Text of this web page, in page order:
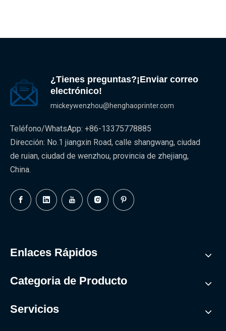
¿Tienes preguntas?¡Enviar correo
electrónico!
mickeywenzhou@henghaoprinter.com
Teléfono/WhatsApp: +86-13375778885
Dirección: No.1 jiangxin Road, calle shangwang, ciudad
de ruian, ciudad de wenzhou, provincia de zhejiang,
China.
Enlaces Rápidos
Categoria de Producto
Servicios